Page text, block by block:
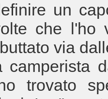
un
che l'ho
via
camperista
trovato